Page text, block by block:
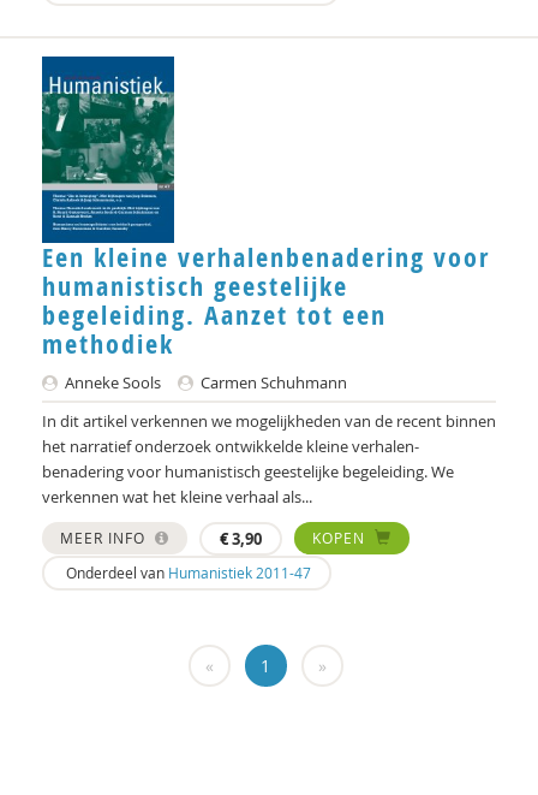
René Bakker
Markus Balkenhol
Rob Bartels
Floor Basten
Lisette Bastiaansen
Vivianne Baur
Blanche Beijersbergen van Henegouwen
Adriaan Bekman
Adriaan Bekman (met medewerking van Harry
Kunneman)
Elena Bendien
Jessica Benjamin
Een kleine verhalenbenadering voor
humanistisch geestelijke
begeleiding. Aanzet tot een
methodiek
Anneke Sools
Carmen Schuhmann
In dit artikel verkennen we mogelijkheden van de recent binnen
het narratief onderzoek ontwikkelde kleine verhalen-
benadering voor humanistisch geestelijke begeleiding. We
verkennen wat het kleine verhaal als...
MEER INFO €3,90
KOPEN
Onderdeel van Humanistiek 2011-47
« 1 »